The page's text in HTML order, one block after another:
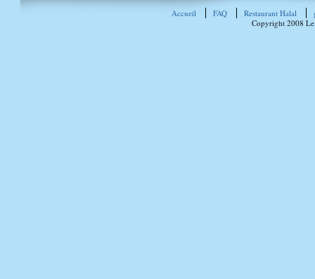
Accueil FAQ Restaurant Halal
Copyright 2008